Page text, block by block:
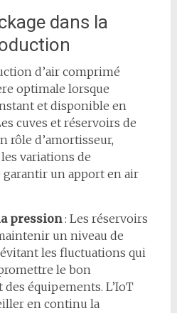
dans la
d’air comprimé
optimale lorsque
et disponible en
cuves et réservoirs de
rôle d’amortisseur,
variations de
un apport en air
pression: Les réservoirs
un niveau de
les fluctuations qui
le bon
équipements. L’IoT
en continu la